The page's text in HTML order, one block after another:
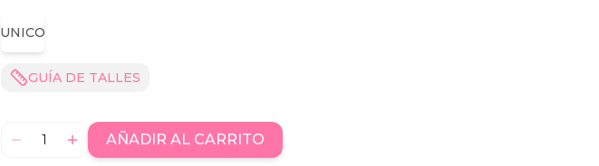
UNICO
GUÍA DE TALLES
1 AÑADIR AL CARRITO